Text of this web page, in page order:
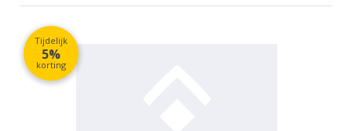
Tijdelijk
5%
korting